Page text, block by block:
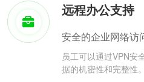
远程办公支持
安全的企业网络访
员工可以通过VPN安
据的机密性和完整性。